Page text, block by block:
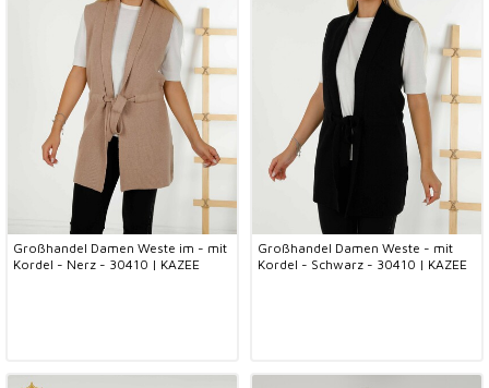
Großhandel Damen Weste im - mit
Kordel - Nerz - 30410 | KAZEE
Großhandel Damen Weste - mit
Kordel - Schwarz - 30410 | KAZEE